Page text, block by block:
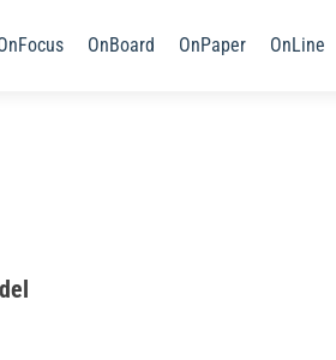
OnBoard OnPaper OnLine